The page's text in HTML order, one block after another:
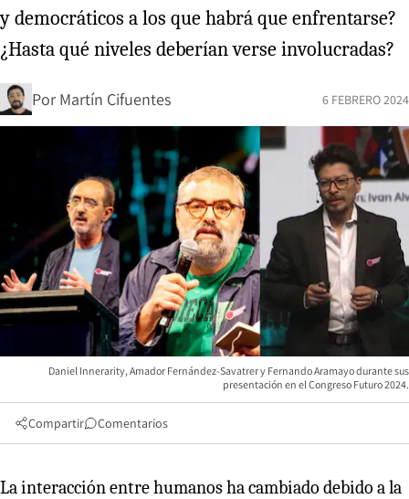
y democráticos a los que habrá que enfrentarse?
¿Hasta qué niveles deberían verse involucradas?
Por Martín Cifuentes 6 FEBRERO 2024
Daniel Innerarity, Amador Fernández-Savatrer y Fernando Aramayo durante sus
presentación en el Congreso Futuro 2024.
Compartir Comentarios
La interacción entre humanos ha cambiado debido a la